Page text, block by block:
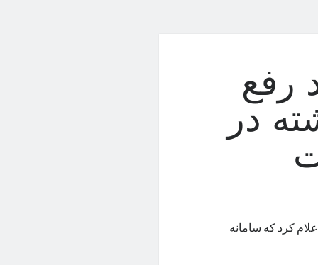
رفع
در
کرد که سامانه